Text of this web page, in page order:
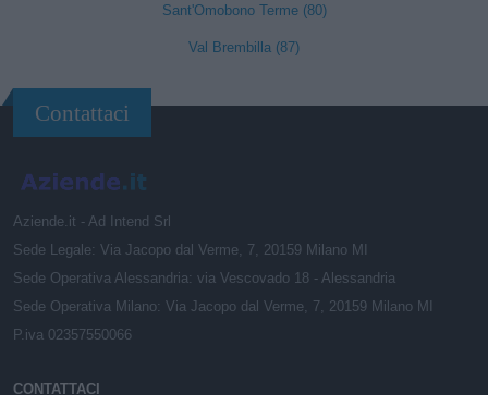
Sant'Omobono Terme (80)
Val Brembilla (87)
Contattaci
Aziende.it - Ad Intend Srl
Sede Legale: Via Jacopo dal Verme, 7, 20159 Milano MI
Sede Operativa Alessandria: via Vescovado 18 - Alessandria
Sede Operativa Milano: Via Jacopo dal Verme, 7, 20159 Milano MI
P.iva 02357550066
CONTATTACI